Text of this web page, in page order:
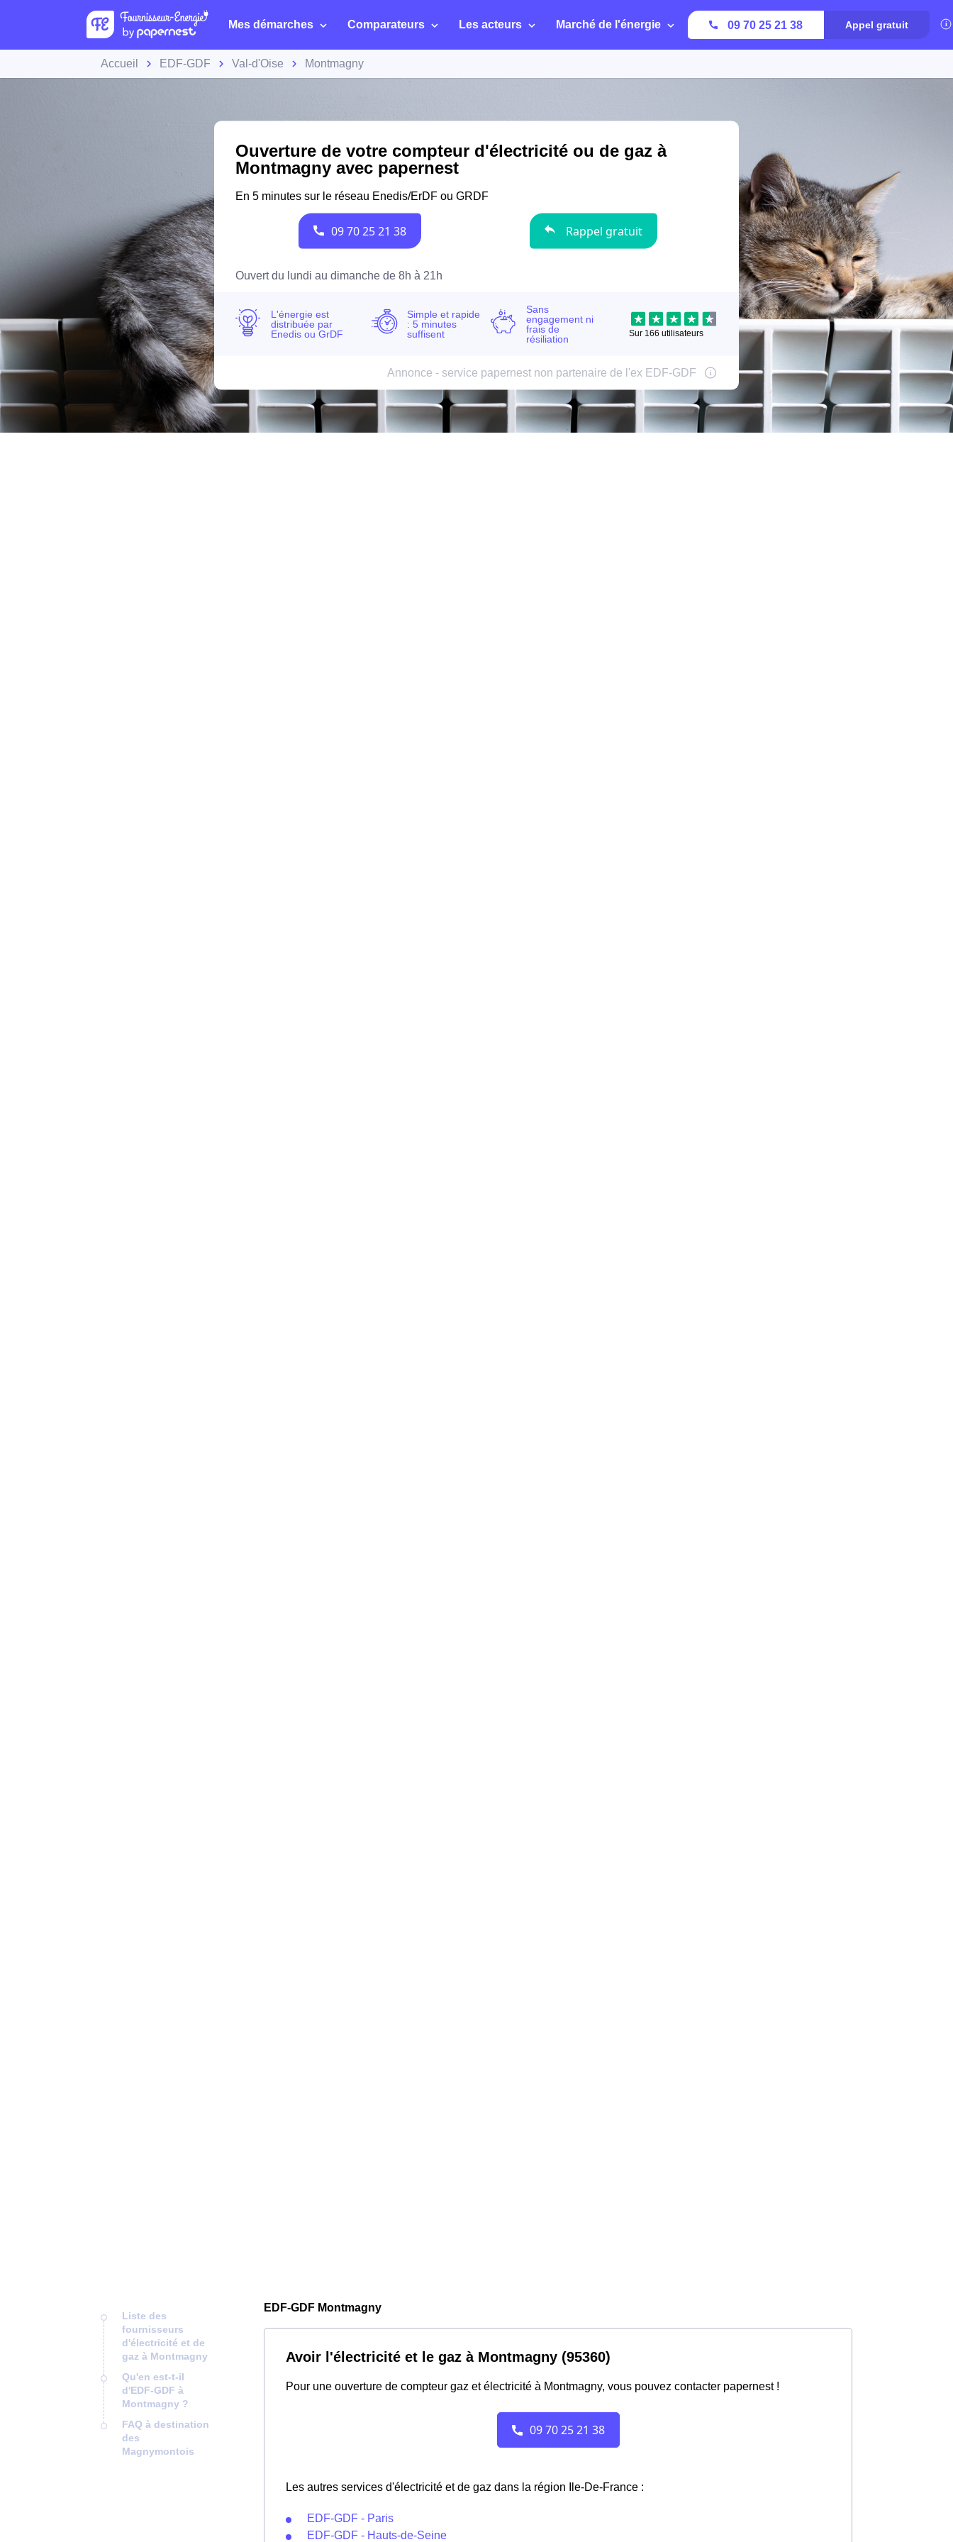
Mes démarches Comparateurs Les acteurs Marché de l'énergie 09 70 25 21 38 Appel gratuit
Accueil EDF-GDF Val-d'Oise Montmagny
Liste des
fournisseurs
d'électricité et de
gaz à Montmagny
Qu'en est-t-il
d'EDF-GDF à
Montmagny ?
FAQ à destination
des
Magnymontois
EDF-GDF Montmagny
Avoir l'électricité et le gaz à Montmagny (95360)
Pour une ouverture de compteur gaz et électricité à Montmagny, vous pouvez contacter papernest !
Les autres services d'électricité et de gaz dans la région Ile-De-France :
EDF-GDF - Paris
EDF-GDF - Hauts-de-Seine